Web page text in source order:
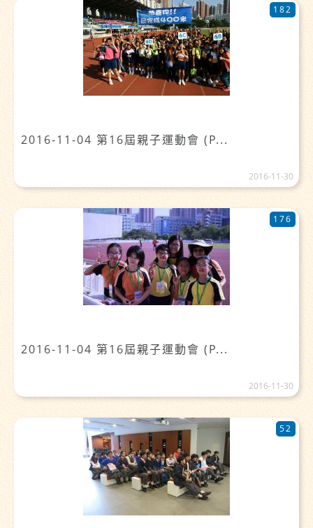
2016-11-04 第16屆親子運動會 (P...
182
2016-11-30
2016-11-04 第16屆親子運動會 (P...
176
2016-11-30
52